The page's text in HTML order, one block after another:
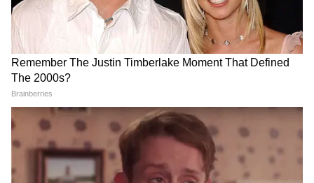
প্রথম দশে যে দুই ভারতীয়
খরা কাটিয়ে ইতিহাসের পুনরাবৃত্তি
করতে পারবে ব্রাজিল?